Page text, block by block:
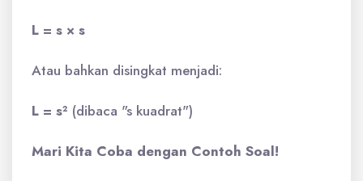
L = s × s
Atau bahkan disingkat menjadi:
L = s² (dibaca "s kuadrat")
Mari Kita Coba dengan Contoh Soal!